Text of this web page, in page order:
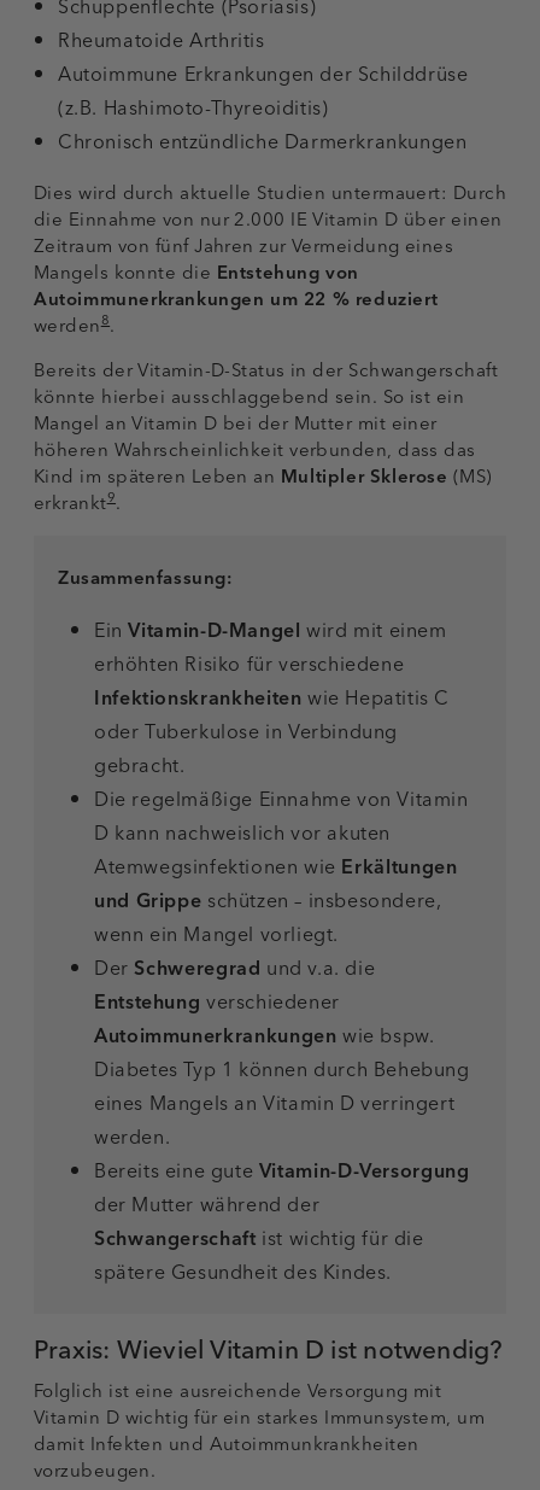
Schuppenflechte (Psoriasis)
Rheumatoide Arthritis
Autoimmune Erkrankungen der Schilddrüse
(z.B. Hashimoto-Thyreoiditis)
Chronisch entzündliche Darmerkrankungen
Dies wird durch aktuelle Studien untermauert: Durch
die Einnahme von nur 2.000 IE Vitamin D über einen
Zeitraum von fünf Jahren zur Vermeidung eines
Mangels konnte die Entstehung von
Autoimmunerkrankungen um 22 % reduziert
werden8.
Bereits der Vitamin-D-Status in der Schwangerschaft
könnte hierbei ausschlaggebend sein. So ist ein
Mangel an Vitamin D bei der Mutter mit einer
höheren Wahrscheinlichkeit verbunden, dass das
Kind im späteren Leben an Multipler Sklerose (MS)
erkrankt9.
Zusammenfassung:
EinVitamin-D-Mangel wird mit einem
erhöhten Risiko für verschiedene
Infektionskrankheiten wie Hepatitis C
oder Tuberkulose in Verbindung
gebracht.
Die regelmäßige Einnahme von Vitamin
D kann nachweislich vor akuten
Atemwegsinfektionen wie Erkältungen
und Grippe schützen – insbesondere,
wenn ein Mangel vorliegt.
DerSchweregrad und v.a. die
Entstehung verschiedener
Autoimmunerkrankungen wie bspw.
Diabetes Typ 1 können durch Behebung
eines Mangels an Vitamin D verringert
werden.
Bereits eine gute Vitamin-D-Versorgung
der Mutter während der
Schwangerschaft ist wichtig für die
spätere Gesundheit des Kindes.
Praxis: Wieviel Vitamin D ist notwendig?
Folglich ist eine ausreichende Versorgung mit
Vitamin D wichtig für ein starkes Immunsystem, um
damit Infekten und Autoimmunkrankheiten
vorzubeugen.